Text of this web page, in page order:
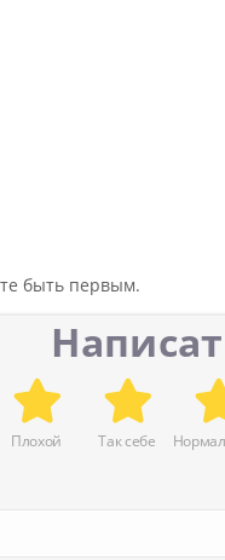
быть первым.
Плохой Так себе